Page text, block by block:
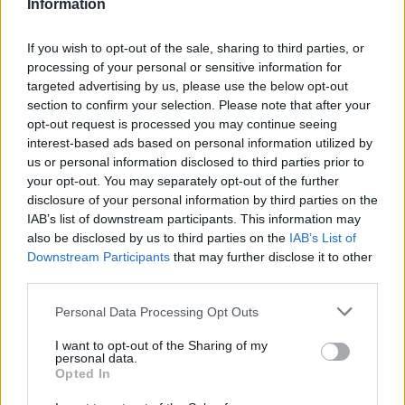
Information
If you wish to opt-out of the sale, sharing to third parties, or
processing of your personal or sensitive information for
targeted advertising by us, please use the below opt-out
section to confirm your selection. Please note that after your
opt-out request is processed you may continue seeing
interest-based ads based on personal information utilized by
us or personal information disclosed to third parties prior to
your opt-out. You may separately opt-out of the further
disclosure of your personal information by third parties on the
IAB’s list of downstream participants. This information may
also be disclosed by us to third parties on the IAB’s List of
Downstream Participants that may further disclose it to other
Personal Data Processing Opt Outs
I want to opt-out of the Sharing of my
personal data.
Opted In
Comentari:
Deseu el meu nom, el correu electrònic i el lloc web en
Captcha10 + 3 = ?